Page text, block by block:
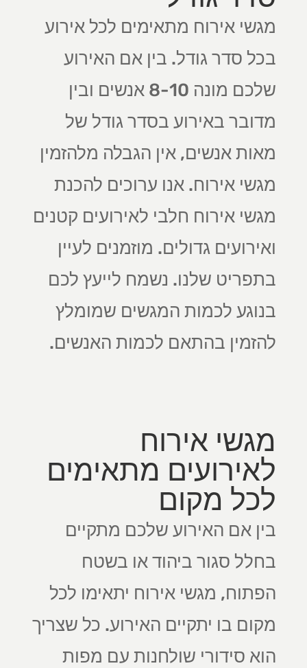
מגשי אירוח מתאימים לכל אירוע
בכל סדר גודל. בין אם האירוע
שלכם מונה 8-10 אנשים ובין
מדובר באירוע בסדר גודל של
מאות אנשים, אין הגבלה מלהזמין
מגשי אירוח. אנו ערוכים להכנת
מגשי אירוח חלבי לאירועים קטנים
ואירועים גדולים. מוזמנים לעיין
בתפריט שלנו. נשמח לייעץ לכם
בנוגע לכמות המגשים שמומלץ
להזמין בהתאם לכמות האנשים.
מגשי אירוח
לאירועים מתאימים
לכל מקום
בין אם האירוע שלכם מתקיים
בחלל סגור ביהוד או בשטח
הפתוח, מגשי אירוח יתאימו לכל
מקום בו יתקיים האירוע. כל שצריך
הוא סידורי שולחנות עם מפות